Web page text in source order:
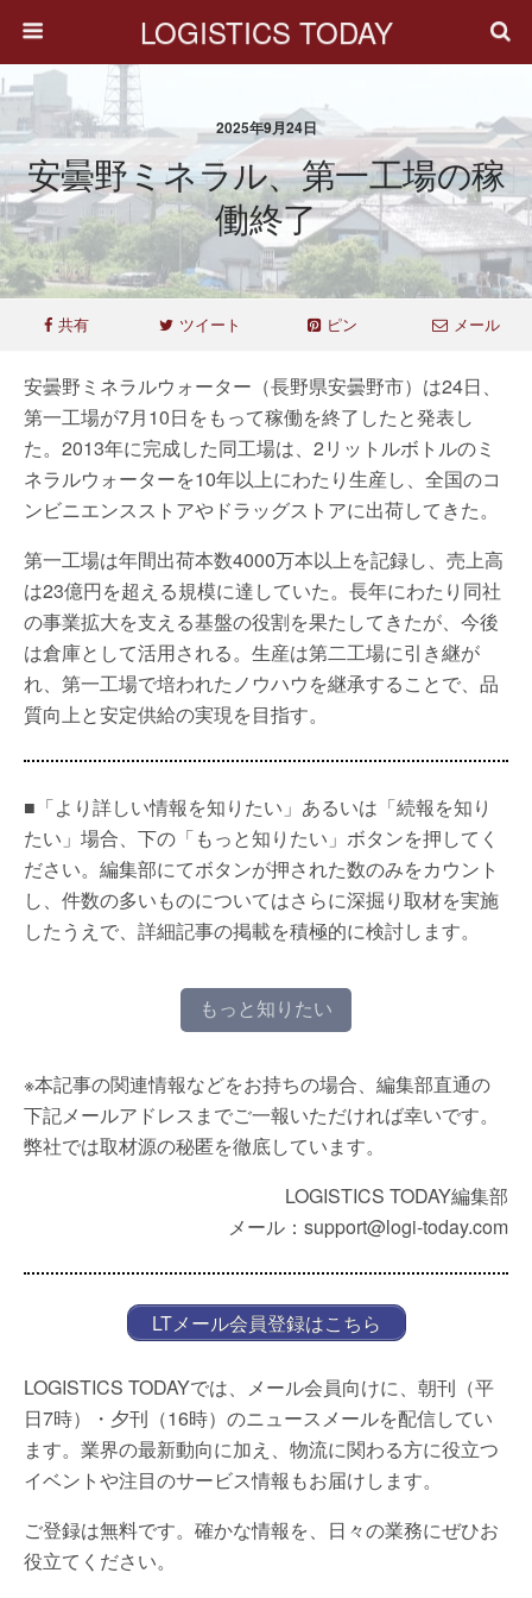
LOGISTICS TODAY
2025年9月24日
安曇野ミネラル、第一工場の稼
働終了
共有 ツイート ピン メール
安曇野ミネラルウォーター（長野県安曇野市）は24日、
第一工場が7月10日をもって稼働を終了したと発表し
た。2013年に完成した同工場は、2リットルボトルのミ
ネラルウォーターを10年以上にわたり生産し、全国のコ
ンビニエンスストアやドラッグストアに出荷してきた。
第一工場は年間出荷本数4000万本以上を記録し、売上高
は23億円を超える規模に達していた。長年にわたり同社
の事業拡大を支える基盤の役割を果たしてきたが、今後
は倉庫として活用される。生産は第二工場に引き継が
れ、第一工場で培われたノウハウを継承することで、品
質向上と安定供給の実現を目指す。
■「より詳しい情報を知りたい」あるいは「続報を知り
たい」場合、下の「もっと知りたい」ボタンを押してく
ださい。編集部にてボタンが押された数のみをカウント
し、件数の多いものについてはさらに深掘り取材を実施
したうえで、詳細記事の掲載を積極的に検討します。
もっと知りたい
※本記事の関連情報などをお持ちの場合、編集部直通の
下記メールアドレスまでご一報いただければ幸いです。
弊社では取材源の秘匿を徹底しています。
LOGISTICS TODAY編集部
メール：support@logi-today.com
LTメール会員登録はこちら
LOGISTICS TODAYでは、メール会員向けに、朝刊（平
日7時）・夕刊（16時）のニュースメールを配信してい
ます。業界の最新動向に加え、物流に関わる方に役立つ
イベントや注目のサービス情報もお届けします。
ご登録は無料です。確かな情報を、日々の業務にぜひお
役立てください。